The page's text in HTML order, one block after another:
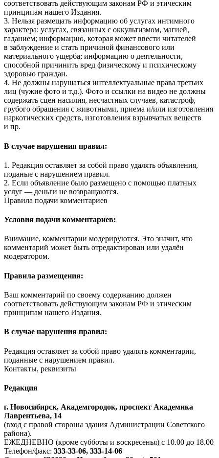
соответствовать действующим законам РФ и этическим
принципам нашего Издания.
3. Нельзя размещать информацию об услугах интимного
характера: услугах, связанных с оккультизмом, магией,
гаданием; информацию, которая может ввести читателей
в заблуждение и стать причиной финансового или
материального ущерба; информацию о деятельности,
способной причинить вред физическому и психическому
здоровью граждан.
4. Не должны нарушаться интеллектуальные права третьих
лиц (чужие фото и т.д.). Фото и ссылки на видео не должны
содержать сцен насилия, несчастных случаев, катастроф,
грубого обращения с животными, приема и/или изготовления
наркотических средств, изготовления взрывчатых веществ
и пр.
В случае нарушения правил:
1. Редакция оставляет за собой право удалять объявления,
поданые с нарушением правил.
2. Если объявление было размещено с помощью платных
услуг — деньги не возвращаются.
Правила подачи комментариев
Условия подачи комментариев:
Внимание, комментарии модерируются. Это значит, что
комментарий может быть отредактирован или удалён
модератором.
Правила размещения:
Ваш комментарий по своему содержанию должен
соответствовать действующим законам РФ и этическим
принципам нашего Издания.
В случае нарушения правил:
Редакция оставляет за собой право удалять комментарии,
поданные с нарушением правил.
Контакты, реквизиты
Редакция
г. Новосибирск, Академгородок, проспект Академика
Лаврентьева, 14
(вход с правой стороны здания Администрации Советского
района).
ЕЖЕДНЕВНО (кроме субботы и воскресенья) с 10.00 до 18.00
Телефон/факс: 333-33-06, 333-14-06